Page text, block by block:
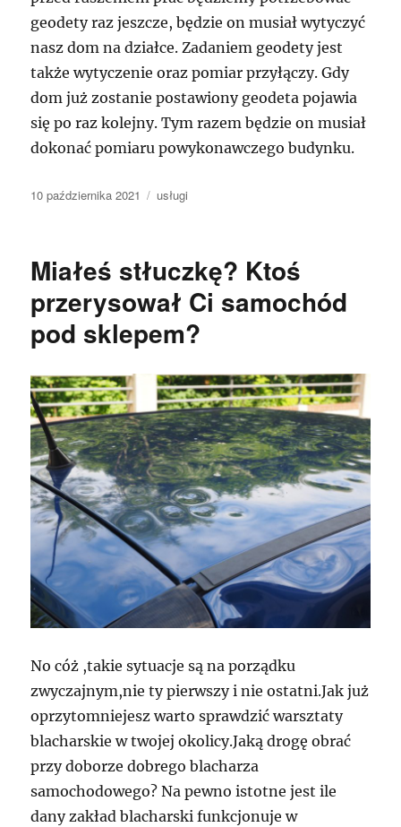
geodety raz jeszcze, będzie on musiał wytyczyć
nasz dom na działce. Zadaniem geodety jest
także wytyczenie oraz pomiar przyłączy. Gdy
dom już zostanie postawiony geodeta pojawia
się po raz kolejny. Tym razem będzie on musiał
dokonać pomiaru powykonawczego budynku.
Data
10 października 2021 Kategorie
usługi
Miałeś stłuczkę? Ktoś
przerysował Ci samochód
pod sklepem?
No cóż ,takie sytuacje są na porządku
zwyczajnym,nie ty pierwszy i nie ostatni.Jak już
oprzytomniejesz warto sprawdzić warsztaty
blacharskie w twojej okolicy.Jaką drogę obrać
przy doborze dobrego blacharza
samochodowego? Na pewno istotne jest ile
dany zakład blacharski funkcjonuje w